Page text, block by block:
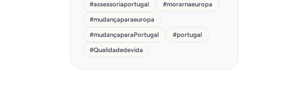
#assessoriaportugal #morarnaeuropa
#mudançaparaeuropa
#mudançaparaPortugal #portugal
#Qualidadedevida